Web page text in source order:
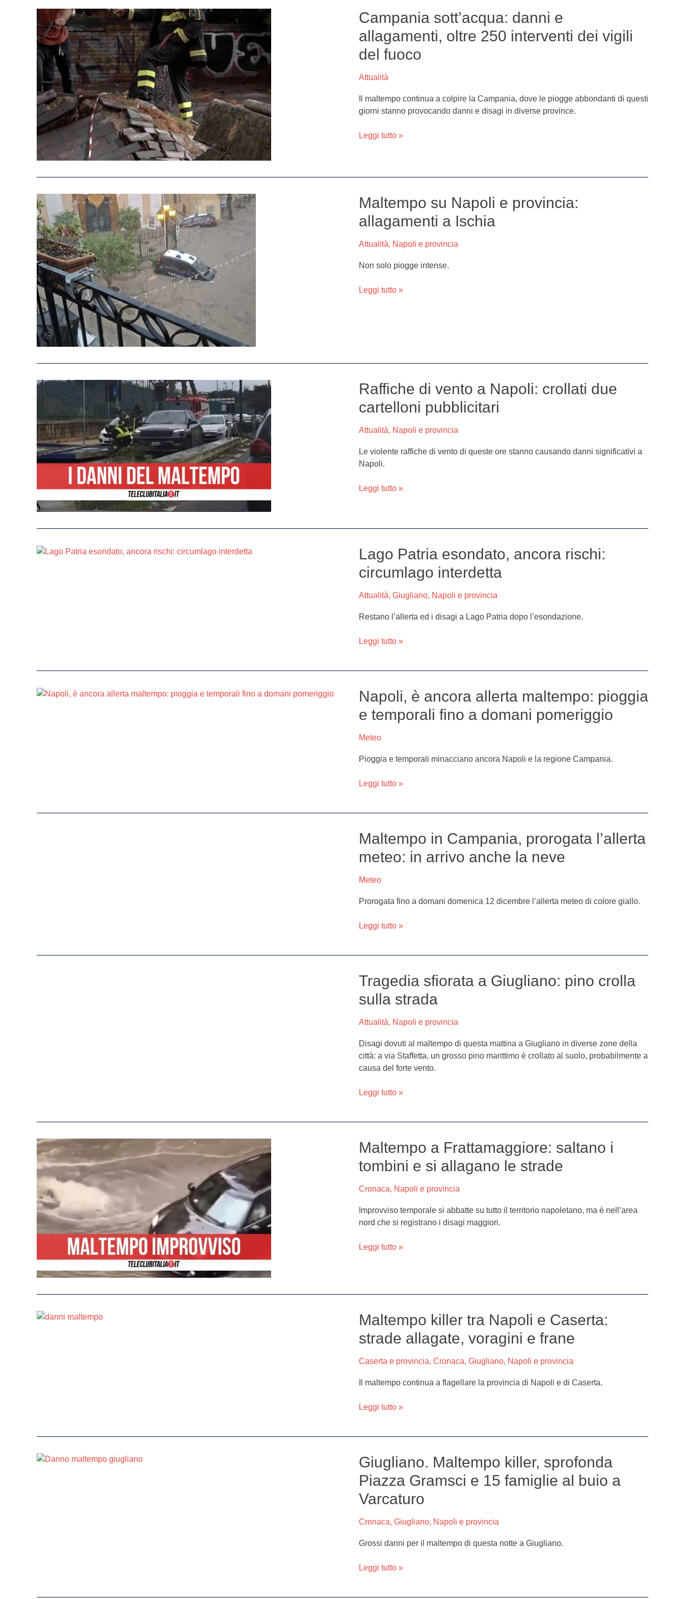
Campania sott’acqua: danni e
allagamenti, oltre 250 interventi dei vigili
del fuoco
Attualità
Il maltempo continua a colpire la Campania, dove le piogge abbondanti di questi
giorni stanno provocando danni e disagi in diverse province.
Campania
sott’acqua:
danni
e
oltre
interventi
dei
del
Leggi tutto »
Maltempo su Napoli e provincia:
allagamenti a Ischia
Attualità, Napoli e provincia
Non solo piogge intense.
Maltempo
Napoli
provincia:
allagamenti
Ischia
Leggi tutto »
Raffiche di vento a Napoli: crollati due
cartelloni pubblicitari
Attualità, Napoli e provincia
Le violente raffiche di vento di queste ore stanno causando danni significativi a
Napoli.
Raffiche
vento
Napoli:
crollati
due
cartelloni
pubblicitari
Leggi tutto »
Lago Patria esondato, ancora rischi:
circumlago interdetta
Attualità, Giugliano, Napoli e provincia
Restano l’allerta ed i disagi a Lago Patria dopo l’esondazione.
Lago
Patria
esondato,
rischi:
circumlago
Leggi tutto »
Napoli, è ancora allerta maltempo: pioggia
e temporali fino a domani pomeriggio
Meteo
Pioggia e temporali minacciano ancora Napoli e la regione Campania.
Napoli,
ancora
maltempo:
pioggia
temporali
fino
domani
Leggi tutto »
Maltempo in Campania, prorogata l’allerta
meteo: in arrivo anche la neve
Meteo
Prorogata fino a domani domenica 12 dicembre l’allerta meteo di colore giallo.
Maltempo
Campania,
l’allerta
meteo:
arrivo
anche
neve
Leggi tutto »
Tragedia sfiorata a Giugliano: pino crolla
sulla strada
Attualità, Napoli e provincia
Disagi dovuti al maltempo di questa mattina a Giugliano in diverse zone della
città: a via Staffetta, un grosso pino marittimo è crollato al suolo, probabilmente a
causa del forte vento.
Tragedia
sfiorata
a
pino
crolla
sulla
Leggi tutto »
Maltempo a Frattamaggiore: saltano i
tombini e si allagano le strade
Cronaca, Napoli e provincia
Improvviso temporale si abbatte su tutto il territorio napoletano, ma è nell’area
nord che si registrano i disagi maggiori.
Maltempo
Frattamaggiore:
i
tombini
allagano
Leggi tutto »
Maltempo killer tra Napoli e Caserta:
strade allagate, voragini e frane
Caserta e provincia, Cronaca, Giugliano, Napoli e provincia
Il maltempo continua a flagellare la provincia di Napoli e di Caserta.
Maltempo
tra
e
Caserta:
allagate,
voragini
frane
Leggi tutto »
Giugliano. Maltempo killer, sprofonda
Piazza Gramsci e 15 famiglie al buio a
Varcaturo
Cronaca, Giugliano, Napoli e provincia
Grossi danni per il maltempo di questa notte a Giugliano.
Giugliano.
Maltempo
killer,
sprofonda
Gramsci
15
al
Leggi tutto »